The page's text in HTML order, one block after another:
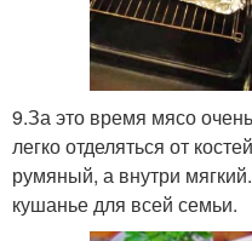
9.За это время мясо
легко отделяться от
румяный, а внутри
кушанье для всей семьи.